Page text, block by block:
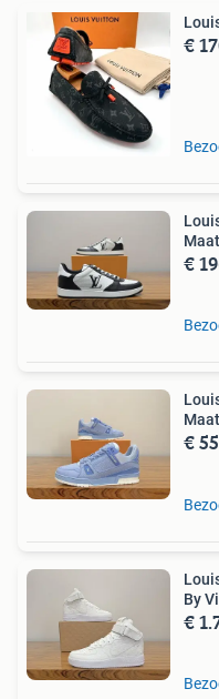
€
€
€
By
€